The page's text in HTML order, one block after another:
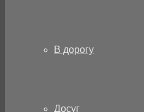
В дорогу
Досуг